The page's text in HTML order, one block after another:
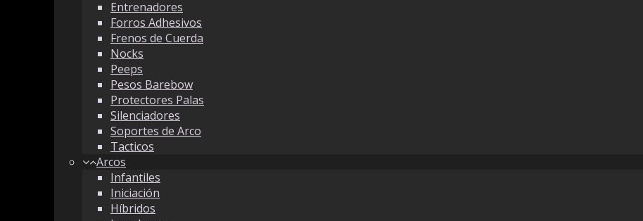
Entrenadores
Forros Adhesivos
Frenos de Cuerda
Nocks
Peeps
Pesos Barebow
Protectores Palas
Silenciadores
Soportes de Arco
Tacticos
Arcos
Infantiles
Iniciación
Híbridos